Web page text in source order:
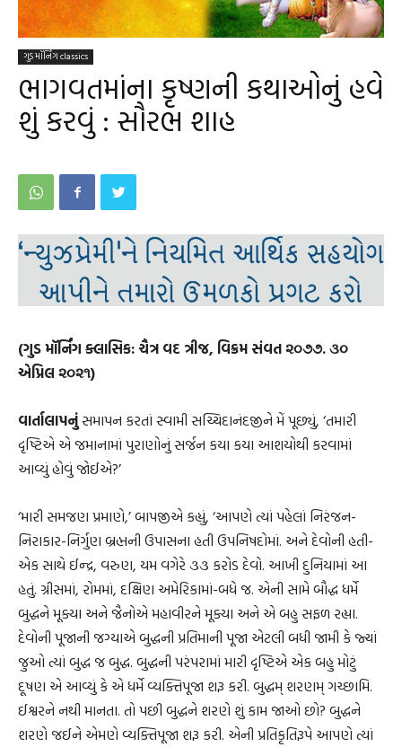
ગુડ મૉર્નિંગ classics
ભાગવતમાંના કૃષ્ણની કથાઓનું હવે
શું કરવું : સૌરભ શાહ
(ગુડ મૉર્નિંગ ક્લાસિક: ચૈત્ર વદ ત્રીજ, વિક્રમ સંવત ૨૦૭૭. ૩૦
એપ્રિલ ૨૦૨૧)
વાર્તાલાપનુંસમાપન કરતાં સ્વામી સચ્ચિદાનંદજીને મેં પૂછ્યું, ‘તમારી
દૃષ્ટિએ એ જમાનામાં પુરાણોનું સર્જન કયા કયા આશયોથી કરવામાં
આવ્યું હોવું જોઈએ?’
‘મારી સમજણ પ્રમાણે,’ બાપજીએ કહ્યું, ‘આપણે ત્યાં પહેલાં નિરંજન-
નિરાકાર-નિર્ગુણ બ્રહ્મની ઉપાસના હતી ઉપનિષદોમાં. અને દેવોની હતી-
એક સાથે ઈન્દ્ર, વરુણ, યમ વગેરે ૩૩ કરોડ દેવો. આખી દુનિયામાં આ
હતું. ગ્રીસમાં, રોમમાં, દક્ષિણ અમેરિકામાં-બધે જ. એની સામે બૌદ્ધ ધર્મે
બુદ્ધને મૂક્યા અને જૈનોએ મહાવીરને મૂક્યા અને એ બહુ સફળ રહ્યા.
દેવોની પૂજાની જગ્યાએ બુદ્ધની પ્રતિમાની પૂજા એટલી બધી જામી કે જ્યાં
જુઓ ત્યાં બુદ્ધ જ બુદ્ધ. બુદ્ધની પરંપરામાં મારી દૃષ્ટિએ એક બહુ મોટું
દૂષણ એ આવ્યું કે એ ધર્મે વ્યક્તિપૂજા શરૂ કરી. બુદ્ધમ્ શરણમ્ ગચ્છામિ.
ઈશ્વરને નથી માનતા. તો પછી બુદ્ધને શરણે શું કામ જાઓ છો? બુદ્ધને
શરણે જઈને એમણે વ્યક્તિપૂજા શરૂ કરી. એની પ્રતિકૃતિરૂપે આપણે ત્યાં